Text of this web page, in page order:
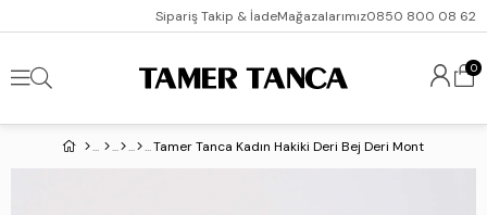
Sipariş Takip & İadeMağazalarımız0850 800 08 62
0
Tamer Tanca Kadın Hakiki Deri Bej Deri Mont